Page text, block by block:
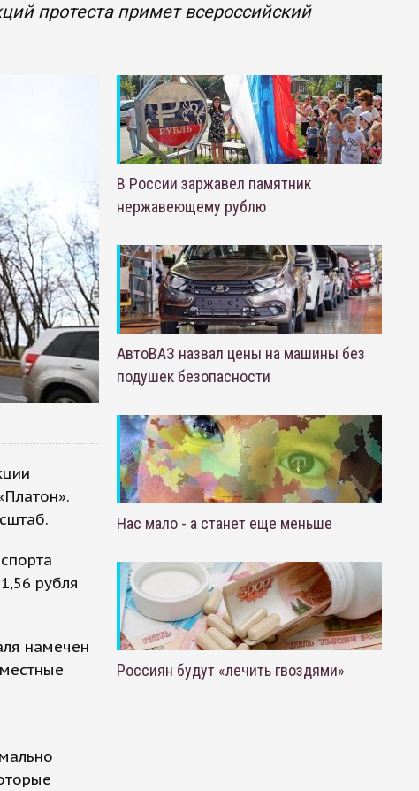
протеста примет всероссийский
рубля
намечен
В России заржавел памятник
нержавеющему рублю
АвтоВАЗ назвал цены на машины без
подушек безопасности
Нас мало - а станет еще меньше
Россиян будут «лечить гвоздями»